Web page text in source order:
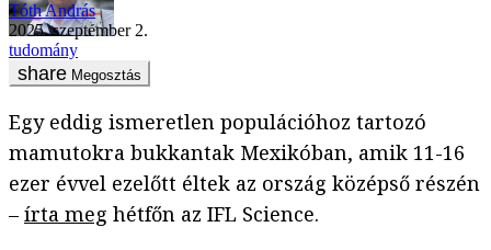
Tóth András
2025. szeptember 2.
tudomány
Megosztás
Egy eddig ismeretlen populációhoz tartozó
mamutokra bukkantak Mexikóban, amik 11-16
ezer évvel ezelőtt éltek az ország középső részén
– írta meg hétfőn az IFL Science.